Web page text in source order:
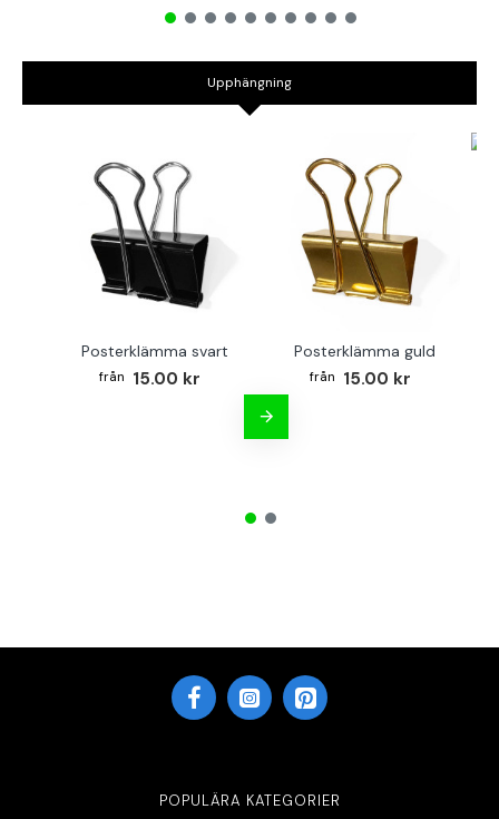
Upphängning
Posterklämma svart
15.00 kr
Posterklämma guld
15.00 kr
POPULÄRA KATEGORIER